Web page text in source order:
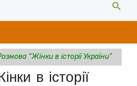
“Жінки в історії України”
в історії